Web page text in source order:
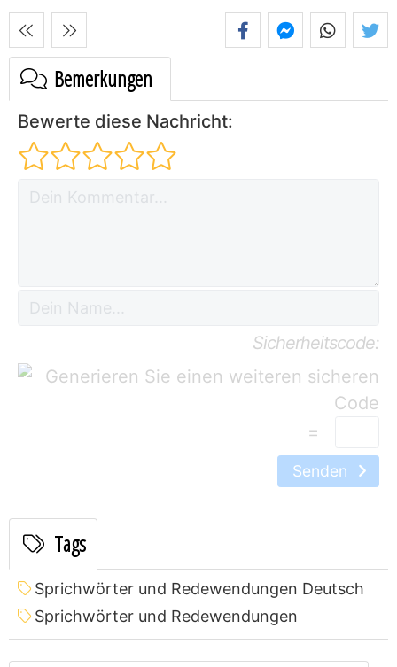
Bemerkungen
Bewerte diese Nachricht:
Sicherheitscode:
=
Senden
Tags
Sprichwörter und Redewendungen Deutsch
Sprichwörter und Redewendungen